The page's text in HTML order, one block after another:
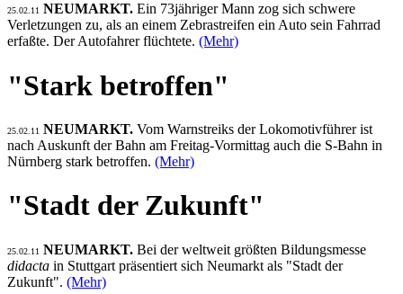
25.02.11 NEUMARKT. Ein 73jähriger Mann zog sich schwere
Verletzungen zu, als an einem Zebrastreifen ein Auto sein Fahrrad
erfaßte. Der Autofahrer flüchtete. (Mehr)
"Stark betroffen"
25.02.11 NEUMARKT. Vom Warnstreiks der Lokomotivführer ist
nach Auskunft der Bahn am Freitag-Vormittag auch die S-Bahn in
Nürnberg stark betroffen. (Mehr)
"Stadt der Zukunft"
25.02.11 NEUMARKT. Bei der weltweit größten Bildungsmesse
didacta in Stuttgart präsentiert sich Neumarkt als "Stadt der
Zukunft". (Mehr)